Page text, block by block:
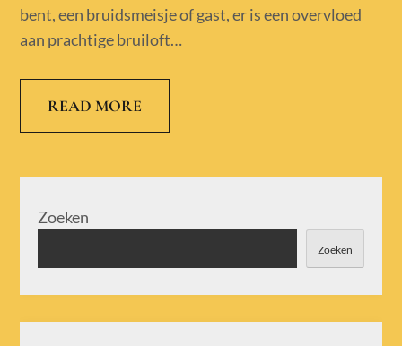
bent, een bruidsmeisje of gast, er is een overvloed
aan prachtige bruiloft…
READ MORE
Zoeken
Zoeken